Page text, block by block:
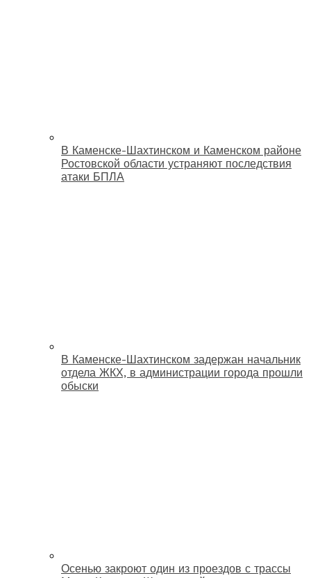
В Каменске-Шахтинском и Каменском районе
Ростовской области устраняют последствия
атаки БПЛА
В Каменске-Шахтинском задержан начальник
отдела ЖКХ, в администрации города прошли
обыски
Осенью закроют один из проездов с трассы